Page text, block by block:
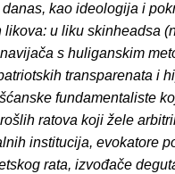
danas, kao ideologija i
likova: u liku skinheadsa
s huliganskim
transparenata i
fundamentaliste
ratova koji žele
institucija, evokatore
rata, izvođače